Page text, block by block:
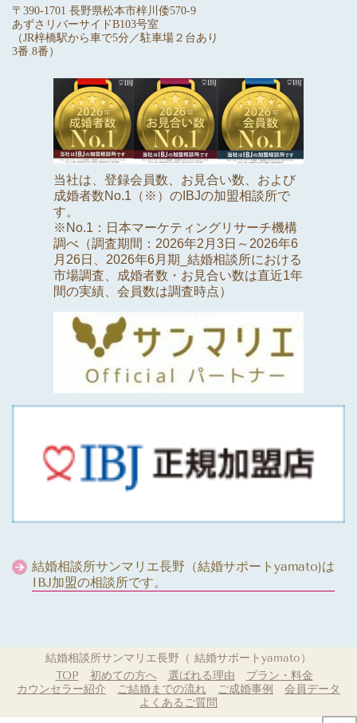
〒390-1701 長野県松本市梓川倭570-9
あずさリバーサイドB103号室
（JR梓橋駅から車で5分／駐車場２台あり
3番.8番）
当社は、登録会員数、お見合い数、および
成婚者数No.1（※）のIBJの加盟相談所で
す。
※No.1：日本マーケティングリサーチ機構
調べ（調査期間：2026年2月3日～2026年6
月26日、2026年6月期_結婚相談所における
市場調査、成婚者数・お見合い数は直近1年
間の実績、会員数は調査時点）
結婚相談所サンマリエ長野（結婚サポートyamato)は
IBJ加盟の相談所です。
結婚相談所サンマリエ長野（ 結婚サポートyamato）
TOP
初めての方へ 選ばれる理由
プラン・料金
カウンセラー紹介
ご結婚までの流れ ご成婚事例
会員データ
よくあるご質問